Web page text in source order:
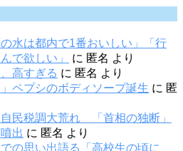
水は都内で1番おいしい」「行
で欲しい」
に 匿名 より
高すぎる に 匿名 より
ペプシのボディソープ誕生 に 匿
民税調大荒れ 「首相の独断」
出 に 匿名 より
の思い出語る「高校生の頃に